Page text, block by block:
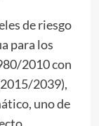
de riesgo
para los
2010 con
2039),
uno de